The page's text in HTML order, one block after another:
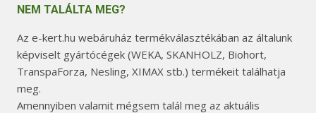
NEM TALÁLTA MEG?
Az e-kert.hu webáruház termékválasztékában az általunk
képviselt gyártócégek (WEKA, SKANHOLZ, Biohort,
TranspaForza, Nesling, XIMAX stb.) termékeit találhatja
meg.
Amennyiben valamit mégsem talál meg az aktuális